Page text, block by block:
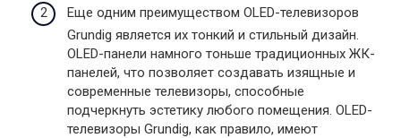
Еще одним преимуществом OLED-телевизоров
Grundig является их тонкий и стильный дизайн.
OLED-панели намного тоньше традиционных ЖК-
панелей, что позволяет создавать изящные и
современные телевизоры, способные
подчеркнуть эстетику любого помещения. OLED-
телевизоры Grundig, как правило, имеют